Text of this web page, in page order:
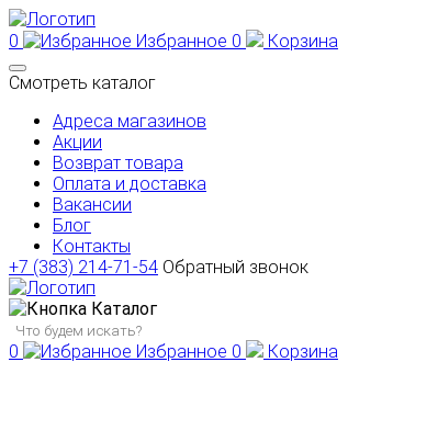
0 Избранное 0
Корзина
Смотреть каталог
Адреса магазинов
Акции
Возврат товара
Оплата и доставка
Вакансии
Блог
Контакты
+7 (383) 214-71-54 Обратный звонок
Каталог
0 Избранное 0 Корзина